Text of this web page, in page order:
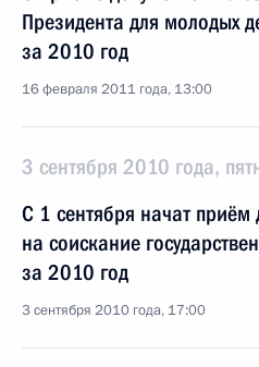
Президента для молодых
за 2010 год
16 февраля 2011 года, 13:00
3 сентября 2010 года,
С 1 сентября начат приём
на соискание
за 2010 год
3 сентября 2010 года, 17:00